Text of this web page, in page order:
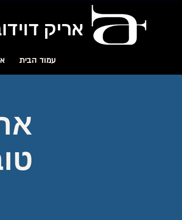
אריק
עמוד הבית